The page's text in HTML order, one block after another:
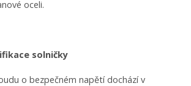
oceli.
solničky
o bezpečném napětí dochází v